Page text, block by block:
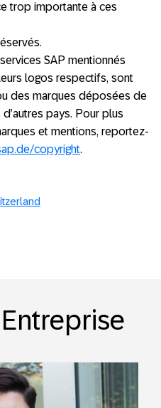
trop importante à ces
SAP mentionnés
logos respectifs, sont
des marques déposées de
pays. Pour plus
et mentions, reportez-
copyright.